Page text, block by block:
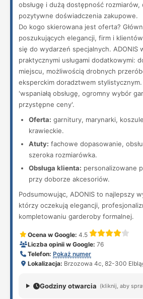
obsługę i dużą dostępność rozmiarów,
pozytywne doświadczenia zakupowe.
Do kogo skierowana jest oferta?
poszukujących elegancji, firm i
się do wydarzeń specjalnych. ADONIS
praktycznymi usługami dodatkowymi:
miejscu, możliwością drobnych
eksperckim doradztwem
'wspaniałą obsługę, ogromny wybór
przystępne ceny'.
Oferta: garnitury, marynarki,
krawieckie.
Atuty: fachowe dopasowanie,
szeroka rozmiarówka.
Obsługa klienta: personalizowane
przy doborze akcesoriów.
Podsumowując, ADONIS to najlepszy
którzy oczekują elegancji,
kompletowaniu garderoby formalnej.
Ocena w Google: 4.5
Liczba opinii w Google: 76
Telefon: Pokaż numer
Lokalizacja: Brzozowa 4c, 82-300
Godziny otwarcia (kliknij, aby